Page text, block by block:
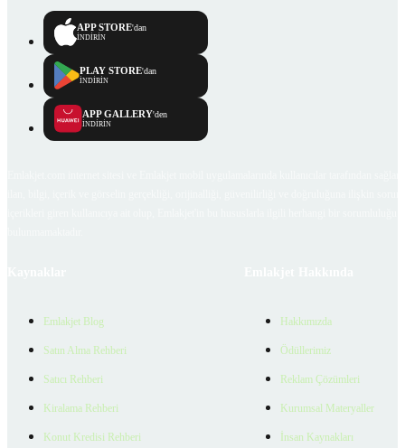
APP STORE'dan
İNDİRİN
PLAY STORE'dan
İNDİRİN
APP GALLERY'den
İNDİRİN
Emlakjet Blog
Satın Alma Rehberi
Satıcı Rehberi
Kiralama Rehberi
Konut Kredisi Rehberi
Hakkımızda
Ödüllerimiz
Reklam Çözümleri
Kurumsal Materyaller
İnsan Kaynakları